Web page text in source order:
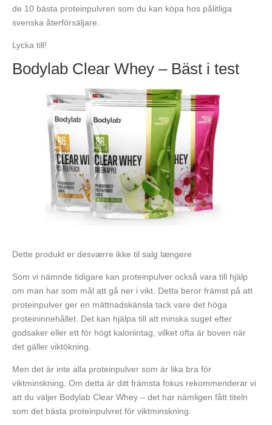
de 10 bästa proteinpulvren som du kan köpa hos pålitliga
svenska återförsäljare.
Lycka till!
Bodylab Clear Whey – Bäst i test
Dette produkt er desværre ikke til salg længere
Som vi nämnde tidigare kan proteinpulver också vara till hjälp
om man har som mål att gå ner i vikt. Detta beror främst på att
proteinpulver ger en mättnadskänsla tack vare det höga
proteininnehållet. Det kan hjälpa till att minska suget efter
godsaker eller ett för högt kaloriintag, vilket ofta är boven när
det gäller viktökning.
Men det är inte alla proteinpulver som är lika bra för
viktminskning. Om detta är ditt främsta fokus rekommenderar vi
att du väljer Bodylab Clear Whey – det har nämligen fått titeln
som det bästa proteinpulvret för viktminskning.